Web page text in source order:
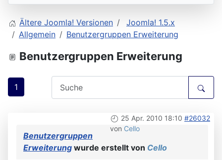
Ältere Joomla! Versionen
Joomla! 1.5.x
Allgemein
Benutzergruppen Erweiterung
Benutzergruppen Erweiterung
1
25 Apr. 2010 18:10 #26032
von Cello
Benutzergruppen
Erweiterung wurde erstellt von Cello